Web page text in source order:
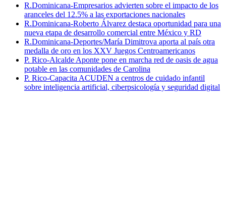
R.Dominicana-Empresarios advierten sobre el impacto de los
aranceles del 12.5% a las exportaciones nacionales
R.Dominicana-Roberto Álvarez destaca oportunidad para una
nueva etapa de desarrollo comercial entre México y RD
R.Dominicana-Deportes/María Dimitrova aporta al país otra
medalla de oro en los XXV Juegos Centroamericanos
P. Rico-Alcalde Aponte pone en marcha red de oasis de agua
potable en las comunidades de Carolina
P. Rico-Capacita ACUDEN a centros de cuidado infantil
sobre inteligencia artificial, ciberpsicología y seguridad digital